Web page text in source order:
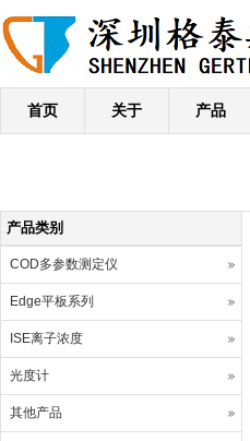
首页 关于 产品
产品类别
COD多参数测定仪
Edge平板系列
ISE离子浓度
光度计
其他产品